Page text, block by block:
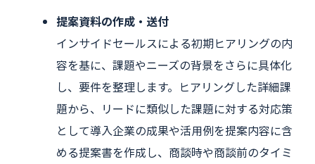
提案資料の作成・送付
インサイドセールスによる初期ヒアリングの内
容を基に、課題やニーズの背景をさらに具体化
し、要件を整理します。ヒアリングした詳細課
題から、リードに類似した課題に対する対応策
として導入企業の成果や活用例を提案内容に含
める提案書を作成し、商談時や商談前のタイミ